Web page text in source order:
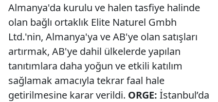
Almanya'da kurulu ve halen tasfiye halinde
olan bağlı ortaklık Elite Naturel Gmbh
Ltd.'nin, Almanya'ya ve AB'ye olan satışları
artırmak, AB'ye dahil ülkelerde yapılan
tanıtımlara daha yoğun ve etkili katılım
sağlamak amacıyla tekrar faal hale
getirilmesine karar verildi. ORGE: İstanbul’da